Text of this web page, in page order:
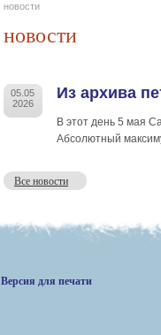
новости
новости
05.05
2026
Из архива
В этот день 5 мая
Абсолютный
Все новости
Версия для печати